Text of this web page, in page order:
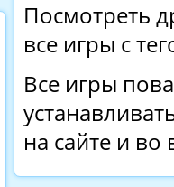
Посмотреть
все игры с
Все игры
на сайте и